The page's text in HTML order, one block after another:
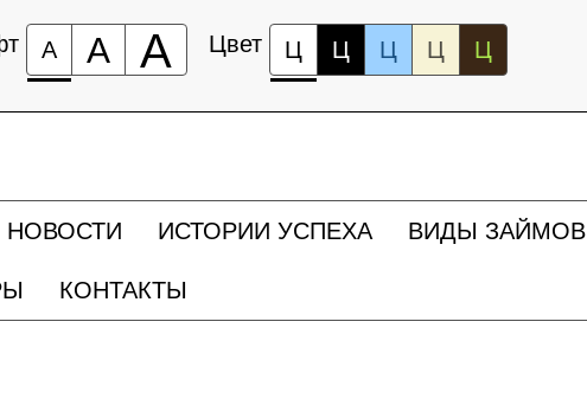
А А А Цвет Ц Ц Ц Ц Ц
НОВОСТИ ИСТОРИИ УСПЕХА ВИДЫ ЗАЙМОВ
КОНТАКТЫ